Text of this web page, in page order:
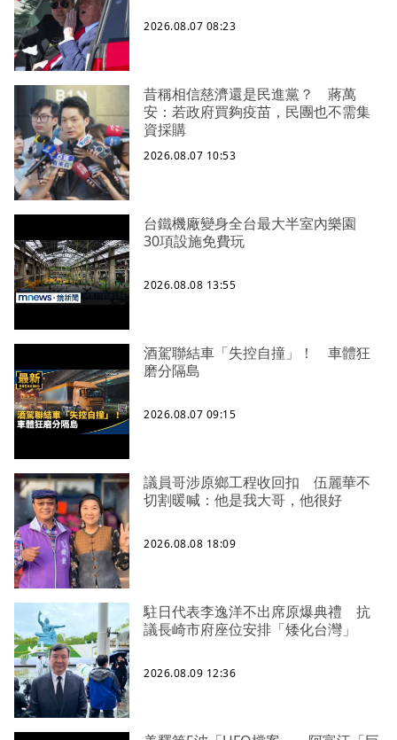
2026.08.07 08:23
昔稱相信慈濟還是民進黨？ 蔣萬
安：若政府買夠疫苗，民團也不需集
資採購
2026.08.07 10:53
台鐵機廠變身全台最大半室內樂園
30項設施免費玩
2026.08.08 13:55
酒駕聯結車「失控自撞」！ 車體狂
磨分隔島
2026.08.07 09:15
議員哥涉原鄉工程收回扣 伍麗華不
切割暖喊：他是我大哥，他很好
2026.08.08 18:09
駐日代表李逸洋不出席原爆典禮 抗
議長崎市府座位安排「矮化台灣」
2026.08.09 12:36